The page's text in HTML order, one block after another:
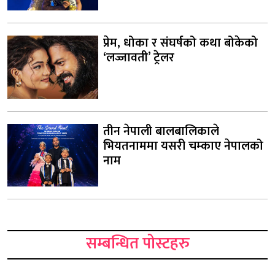
प्रेम, धोका र संघर्षको कथा बोकेको
‘लज्जावती’ ट्रेलर
तीन नेपाली बालबालिकाले
भियतनाममा यसरी चम्काए नेपालको
नाम
सम्बन्धित पोस्टहरु